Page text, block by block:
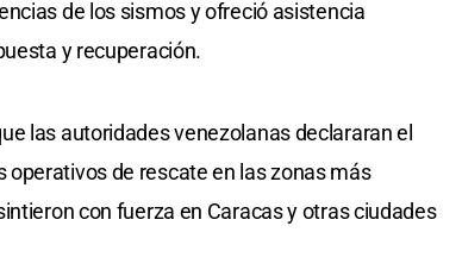
de los sismos y ofreció asistencia
y recuperación.
las autoridades venezolanas declararan el
de rescate en las zonas más
con fuerza en Caracas y otras ciudades